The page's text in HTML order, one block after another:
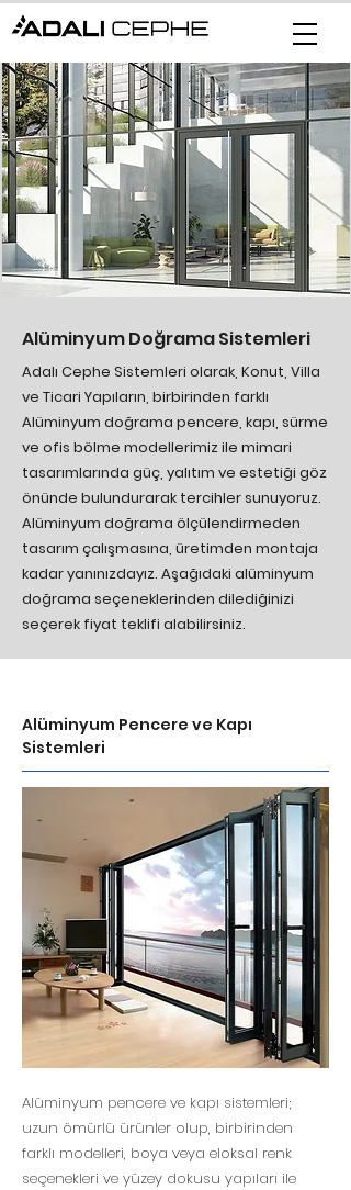
Alüminyum Doğrama Sistemleri
Adalı Cephe Sistemleri olarak, Konut, Villa
ve Ticari Yapıların, birbirinden farklı
Alüminyum doğrama pencere, kapı, sürme
ve ofis bölme modellerimiz ile mimari
tasarımlarında güç, yalıtım ve estetiği göz
önünde bulundurarak tercihler sunuyoruz.
Alüminyum doğrama ölçülendirmeden
tasarım çalışmasına, üretimden montaja
kadar yanınızdayız. Aşağıdaki alüminyum
doğrama seçeneklerinden dilediğinizi
seçerek fiyat teklifi alabilirsiniz.
Alüminyum Pencere ve Kapı
Sistemleri
Alüminyum pencere ve kapı sistemleri;
uzun ömürlü ürünler olup, birbirinden
farklı modelleri, boya veya eloksal renk
seçenekleri ve yüzey dokusu yapıları ile